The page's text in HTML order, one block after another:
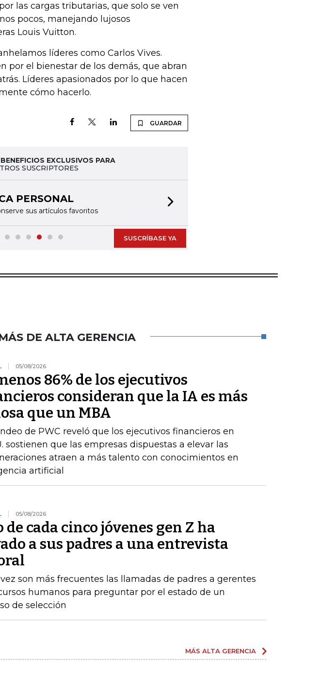
las cargas tributarias, que solo se ven
pocos, manejando lujosos
Louis Vuitton.
líderes como Carlos Vives.
por el bienestar de los demás, que abran
Líderes apasionados por lo que hacen
cómo hacerlo.
GUARDAR
EXCLUSIVOS PARA
SUSCRIPTORES
PERSONAL
sus artículos favoritos
SUSCRÍBASE YA
DE ALTA GERENCIA
05/08/2026
86% de los ejecutivos
consideran que la IA es más
que un MBA
de PWC reveló que los ejecutivos financieros en
sostienen que las empresas dispuestas a elevar las
atraen a más talento con conocimientos en
artificial
05/08/2026
de cada cinco jóvenes gen Z ha
a sus padres a una entrevista
son más frecuentes las llamadas de padres a gerentes
humanos para preguntar por el estado de un
de selección
MÁS ALTA GERENCIA